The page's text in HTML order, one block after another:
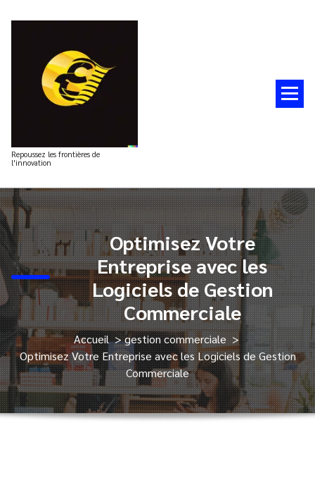
Repoussez les frontières de
l'innovation
Optimisez Votre
Entreprise avec les
Logiciels de Gestion
Commerciale
Accueil>gestion commerciale>
Optimisez Votre Entreprise avec les Logiciels de Gestion
Commerciale